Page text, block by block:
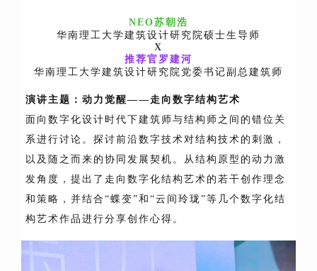
NEO苏朝浩
华南理工大学建筑设计研究院硕士生导师
X
推荐官罗建河
华南理工大学建筑设计研究院党委书记副总建筑师
演讲主题： 动力觉醒——走向数字结构艺术
面向数字化设计时代下建筑师与结构师之间的错位关
系进行讨论。探讨前沿数字技术对结构技术的刺激，
以及随之而来的协同发展契机。从结构原型的动力激
发角度，提出了走向数字化结构艺术的若干创作理念
和策略，并结合“蝶变”和“云间玲珑”等几个数字化结
构艺术作品进行分享创作心得。